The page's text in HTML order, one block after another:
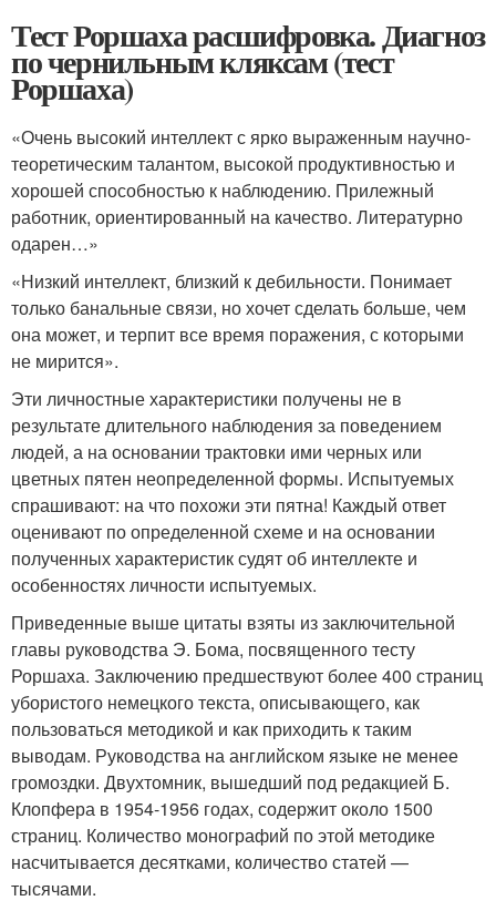
Тест Роршаха расшифровка. Диагноз
по чернильным кляксам (тест
Роршаха)
«Очень высокий интеллект с ярко выраженным научно-
теоретическим талантом, высокой продуктивностью и
хорошей способностью к наблюдению. Прилежный
работник, ориентированный на качество. Литературно
одарен…»
«Низкий интеллект, близкий к дебильности. Понимает
только банальные связи, но хочет сделать больше, чем
она может, и терпит все время поражения, с которыми
не мирится».
Эти личностные характеристики получены не в
результате длительного наблюдения за поведением
людей, а на основании трактовки ими черных или
цветных пятен неопределенной формы. Испытуемых
спрашивают: на что похожи эти пятна! Каждый ответ
оценивают по определенной схеме и на основании
полученных характеристик судят об интеллекте и
особенностях личности испытуемых.
Приведенные выше цитаты взяты из заключительной
главы руководства Э. Бома, посвященного тесту
Роршаха. Заключению предшествуют более 400 страниц
убористого немецкого текста, описывающего, как
пользоваться методикой и как приходить к таким
выводам. Руководства на английском языке не менее
громоздки. Двухтомник, вышедший под редакцией Б.
Клопфера в 1954-1956 годах, содержит около 1500
страниц. Количество монографий по этой методике
насчитывается десятками, количество статей —
тысячами.